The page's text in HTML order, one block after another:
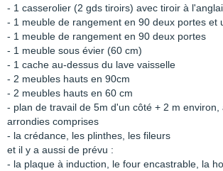
- 1 casserolier (2 gds tiroirs) avec tiroir à
- 1 meuble de rangement en 90 deux portes et
- 1 meuble de rangement en 90 deux portes
- 1 meuble sous évier (60 cm)
- 1 cache au-dessus du lave vaisselle
- 2 meubles hauts en 90cm
- 2 meubles hauts en 60 cm
- plan de travail de 5m d'un côté + 2 m environ,
arrondies comprises
- la crédance, les plinthes, les fileurs
et il y a aussi de prévu :
- la plaque à induction, le four encastrable, la